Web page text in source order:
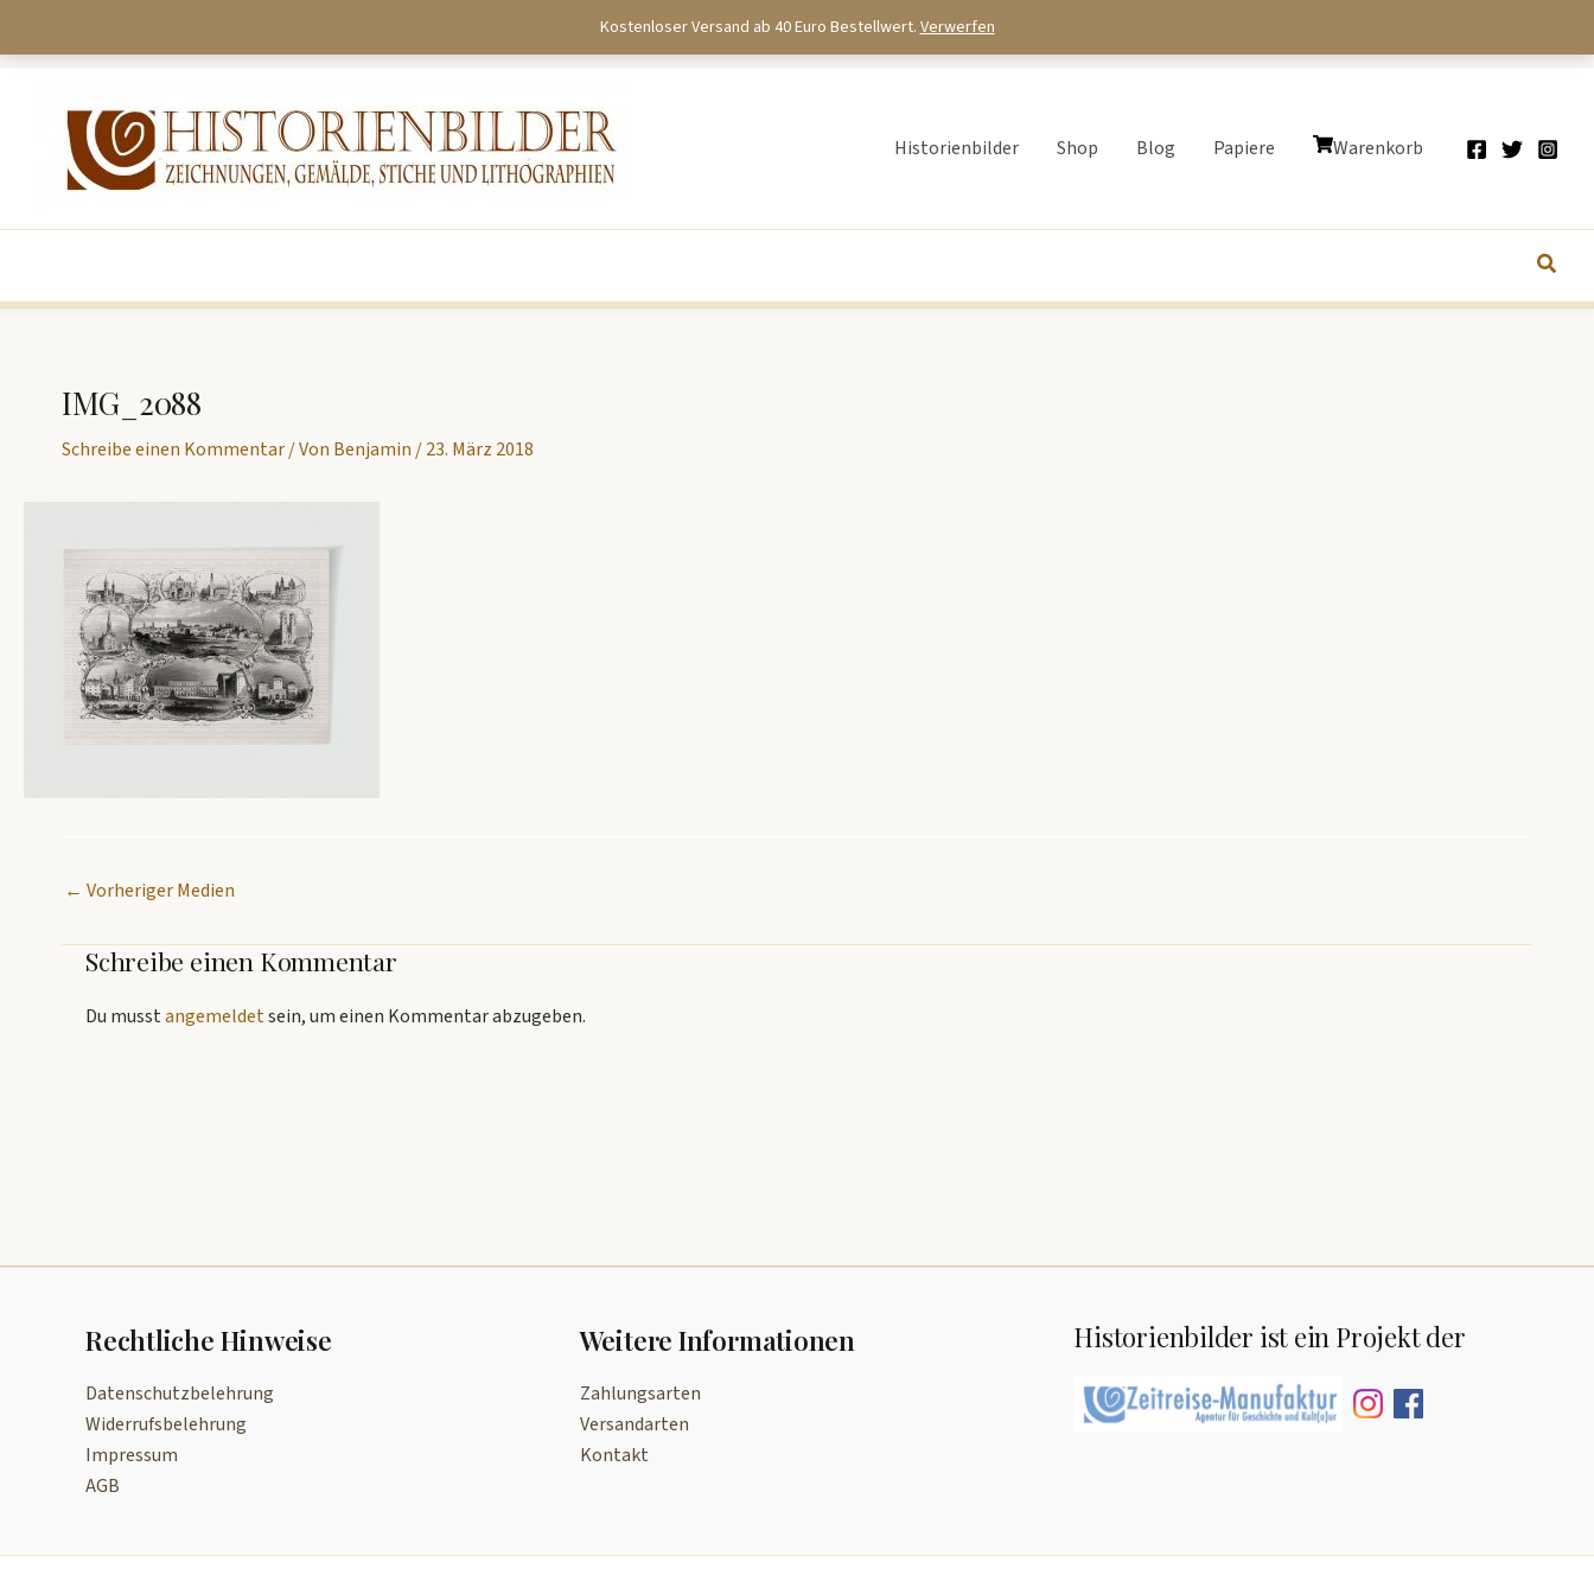
Kostenloser Versand ab 40 Euro Bestellwert.Verwerfen
springen
Historienbilder Shop Blog Papiere Warenkorb
IMG_2088
Schreibe einen Kommentar/ Von Benjamin /23. März 2018
← Vorheriger Medien
Schreibe einen Kommentar
Du musstangemeldetsein, um einen Kommentar abzugeben.
Rechtliche Hinweise
Datenschutzbelehrung
Widerrufsbelehrung
Impressum
AGB
Weitere Informationen
Zahlungsarten
Versandarten
Kontakt
Historienbilder ist ein Projekt der